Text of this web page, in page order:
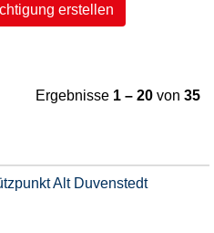
erstellen
Ergebnisse 1 – 20 von 35
Alt Duvenstedt